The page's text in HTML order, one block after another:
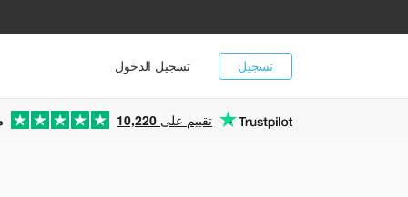
تسجيل تسجيل الدخول
10,220 تقييم على